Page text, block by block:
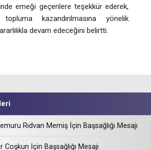
emeği geçenlere teşekkür ederek,
topluma kazandırılmasına yönelik
devam edeceğini belirtti.
Rıdvan Memiş İçin Başsağlığı Mesajı
İçin Başsağlığı Mesajı